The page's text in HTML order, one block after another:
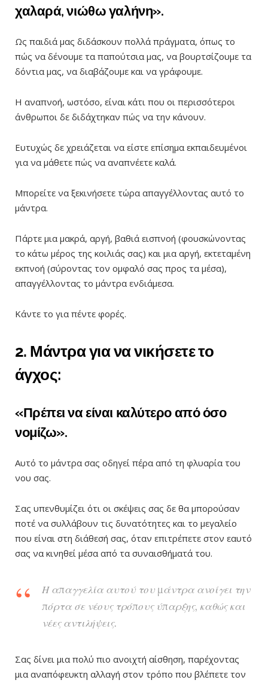
χαλαρά, νιώθω γαλήνη».
Ως παιδιά μας διδάσκουν πολλά πράγματα, όπως το
πώς να δένουμε τα παπούτσια μας, να βουρτσίζουμε τα
δόντια μας, να διαβάζουμε και να γράφουμε.
Η αναπνοή, ωστόσο, είναι κάτι που οι περισσότεροι
άνθρωποι δε διδάχτηκαν πώς να την κάνουν.
Ευτυχώς δε χρειάζεται να είστε επίσημα εκπαιδευμένοι
για να μάθετε πώς να αναπνέετε καλά.
Μπορείτε να ξεκινήσετε τώρα απαγγέλλοντας αυτό το
μάντρα.
Πάρτε μια μακρά, αργή, βαθιά εισπνοή (φουσκώνοντας
το κάτω μέρος της κοιλιάς σας) και μια αργή, εκτεταμένη
εκπνοή (σύροντας τον ομφαλό σας προς τα μέσα),
απαγγέλλοντας το μάντρα ενδιάμεσα.
Κάντε το για πέντε φορές.
2. Μάντρα για να νικήσετε το
άγχος:
«Πρέπει να είναι καλύτερο από όσο
νομίζω».
Αυτό το μάντρα σας οδηγεί πέρα ​​από τη φλυαρία του
νου σας.
Σας υπενθυμίζει ότι οι σκέψεις σας δε θα μπορούσαν
ποτέ να συλλάβουν τις δυνατότητες και το μεγαλείο
που είναι στη διάθεσή σας, όταν επιτρέπετε στον εαυτό
σας να κινηθεί μέσα από τα συναισθήματά του.
Η απαγγελία αυτού του μάντρα ανοίγει την
πόρτα σε νέους τρόπους ύπαρξης, καθώς και
νέες αντιλήψεις.
Σας δίνει μια πολύ πιο ανοιχτή αίσθηση, παρέχοντας
μια αναπόφευκτη αλλαγή στον τρόπο που βλέπετε τον